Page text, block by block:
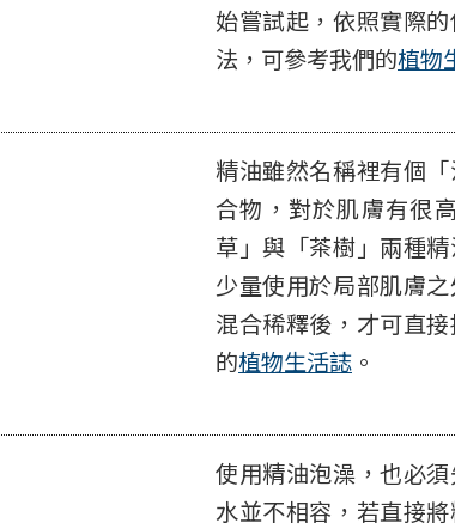
始嘗試起，依照實際
法，可參考我們的植物
精油雖然名稱裡有個
合物，對於肌膚有很
草」與「茶樹」兩種
少量使用於局部肌膚
混合稀釋後，才可直
的植物生活誌 。
使用精油泡澡，也必
水並不相容，若直接